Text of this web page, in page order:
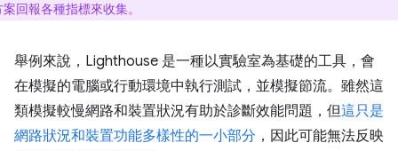
回報各種指標來收集。
舉例來說，Lighthouse 是一種以實驗室為基礎的工具，會
在模擬的電腦或行動環境中執行測試，並模擬節流。雖然這
類模擬較慢網路和裝置狀況有助於診斷效能問題，但這只是
網路狀況和裝置功能多樣性的一小部分 ，因此可能無法反映